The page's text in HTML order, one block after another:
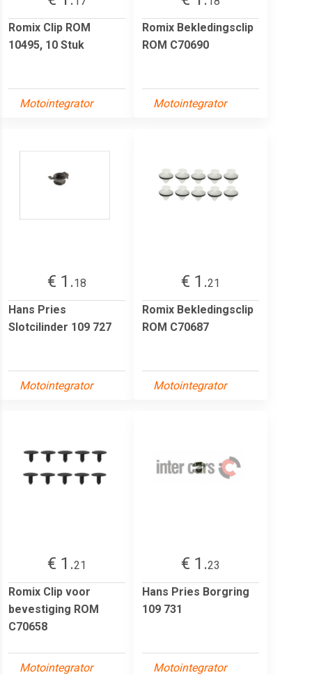
Romix Clip ROM
10495, 10 Stuk
Motointegrator
Romix Bekledingsclip
ROM C70690
Motointegrator
€ 1.18
Hans Pries
Slotcilinder 109 727
Motointegrator
€ 1.21
Romix Bekledingsclip
ROM C70687
Motointegrator
€ 1.21
Romix Clip voor
bevestiging ROM
C70658
Motointegrator
€ 1.23
Hans Pries Borgring
109 731
Motointegrator